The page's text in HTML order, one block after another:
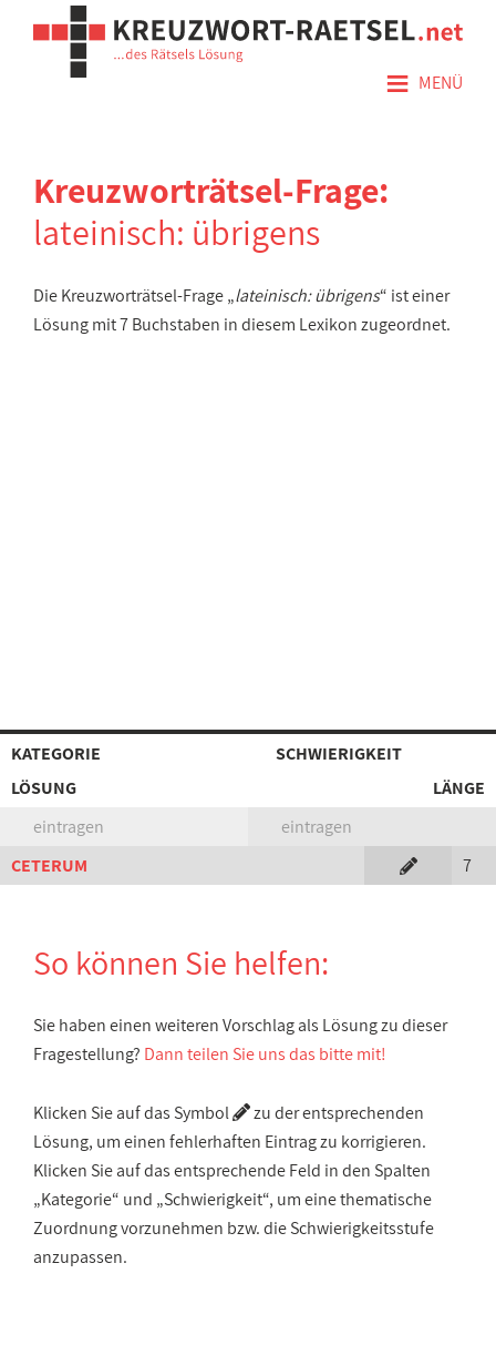
≡ MENÜ
Kreuzworträtsel-Frage:
lateinisch: übrigens
Die Kreuzworträtsel-Frage „lateinisch: übrigens“ ist einer
Lösung mit 7 Buchstaben in diesem Lexikon zugeordnet.
KATEGORIE
SCHWIERIGKEIT
LÖSUNG
LÄNGE
eintragen
eintragen
CETERUM
7
So können Sie helfen:
Sie haben einen weiteren Vorschlag als Lösung zu dieser
Fragestellung? Dann teilen Sie uns das bitte mit!
Klicken Sie auf das Symbol
zu der entsprechenden
Lösung, um einen fehlerhaften Eintrag zu korrigieren.
Klicken Sie auf das entsprechende Feld in den Spalten
„Kategorie“ und „Schwierigkeit“, um eine thematische
Zuordnung vorzunehmen bzw. die Schwierigkeitsstufe
anzupassen.